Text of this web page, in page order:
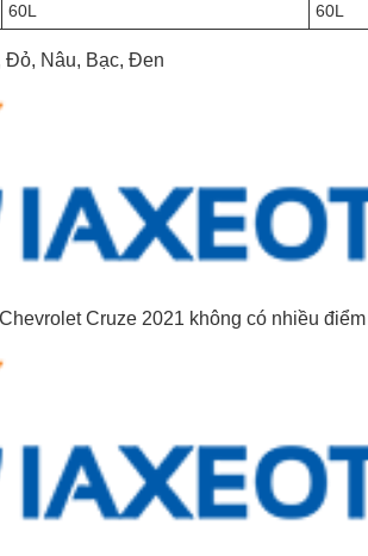
60L 60L
Đỏ, Nâu, Bạc, Đen
Cruze 2021 không có nhiều